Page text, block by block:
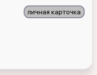
личная карточка